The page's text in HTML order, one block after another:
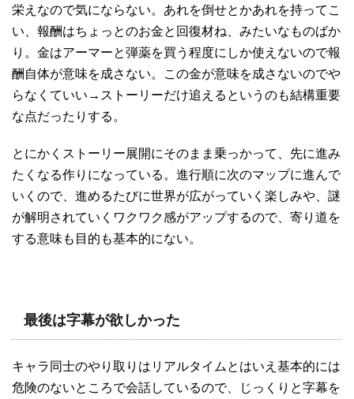
栄えなので気にならない。あれを倒せとかあれを持ってこ
い、報酬はちょっとのお金と回復材ね、みたいなものばか
り。金はアーマーと弾薬を買う程度にしか使えないので報
酬自体が意味を成さない。この金が意味を成さないのでや
らなくていい→ストーリーだけ追えるというのも結構重要
な点だったりする。
とにかくストーリー展開にそのまま乗っかって、先に進み
たくなる作りになっている。進行順に次のマップに進んで
いくので、進めるたびに世界が広がっていく楽しみや、謎
が解明されていくワクワク感がアップするので、寄り道を
する意味も目的も基本的にない。
最後は字幕が欲しかった
キャラ同士のやり取りはリアルタイムとはいえ基本的には
危険のないところで会話しているので、じっくりと字幕を